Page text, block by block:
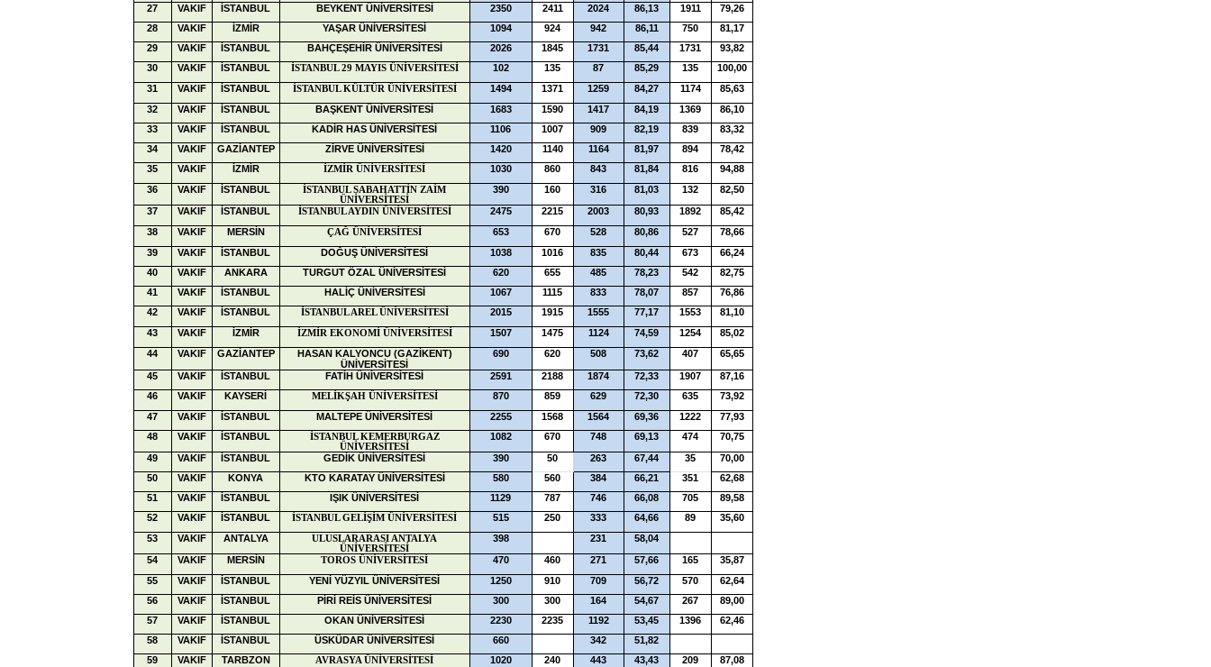
27
VAKIF İSTANBUL BEYKENT ÜNİVERSİTESİ 2350 2411 2024 86,13 1911
79,26
28
VAKIF İZMİR YAŞAR ÜNİVERSİTESİ 1094 924 942 86,11 750
81,17
29
VAKIF İSTANBUL BAHÇEŞEHİR ÜNİVERSİTESİ 2026 1845 1731 85,44 1731
93,82
30
VAKIF İSTANBUL İSTANBUL 29 MAYIS ÜNİVERSİTESİ 102 135 87 85,29 135
100,00
31
VAKIF İSTANBUL İSTANBUL KÜLTÜR ÜNİVERSİTESİ 1494 1371 1259 84,27 1174
85,63
32
VAKIF İSTANBUL BAŞKENT ÜNİVERSİTESİ 1683 1590 1417 84,19 1369
86,10
33
VAKIF İSTANBUL KADİR HAS ÜNİVERSİTESİ 1106 1007 909 82,19 839
83,32
34
VAKIF GAZİANTEP ZİRVE ÜNİVERSİTESİ 1420 1140 1164 81,97 894
78,42
35
VAKIF İZMİR İZMİR ÜNİVERSİTESİ 1030 860 843 81,84 816
94,88
36
VAKIF İSTANBUL
İSTANBUL SABAHATTİN ZAİM
ÜNİVERSİTESİ
390 160 316 81,03 132
82,50
37
VAKIF İSTANBUL İSTANBUL AYDIN ÜNİVERSİTESİ 2475 2215 2003 80,93 1892
85,42
38
VAKIF MERSİN ÇAĞ ÜNİVERSİTESİ 653 670 528 80,86 527
78,66
39
VAKIF İSTANBUL DOĞUŞ ÜNİVERSİTESİ 1038 1016 835 80,44 673
66,24
40
VAKIF ANKARA TURGUT ÖZAL ÜNİVERSİTESİ 620 655 485 78,23 542
82,75
41
VAKIF İSTANBUL HALİÇ ÜNİVERSİTESİ 1067 1115 833 78,07 857
76,86
42
VAKIF İSTANBUL İSTANBUL AREL ÜNİVERSİTESİ 2015 1915 1555 77,17 1553
81,10
43
VAKIF İZMİR İZMİR EKONOMİ ÜNİVERSİTESİ 1507 1475 1124 74,59 1254
85,02
44
VAKIF GAZİANTEP
HASAN KALYONCU (GAZİKENT)
ÜNİVERSİTESİ
690 620 508 73,62 407 65,65
45 VAKIF İSTANBUL FATİH ÜNİVERSİTESİ 2591 2188 1874 72,33 1907
87,16
46
VAKIF KAYSERİ MELİKŞAH ÜNİVERSİTESİ 870 859 629 72,30 635
73,92
47
VAKIF İSTANBUL MALTEPE ÜNİVERSİTESİ 2255 1568 1564 69,36 1222
77,93
48
VAKIF İSTANBUL
İSTANBUL KEMERBURGAZ
ÜNİVERSİTESİ
1082 670 748 69,13 474
70,75
49
VAKIF İSTANBUL GEDİK ÜNİVERSİTESİ 390 50 263 67,44 35
70,00
50
VAKIF KONYA KTO KARATAY ÜNİVERSİTESİ 580 560 384 66,21 351
62,68
51
VAKIF İSTANBUL IŞIK ÜNİVERSİTESİ 1129 787 746 66,08 705
89,58
52
VAKIF İSTANBUL İSTANBUL GELİŞİM ÜNİVERSİTESİ 515 250 333 64,66 89
35,60
53
VAKIF ANTALYA
ULUSLARARASI ANTALYA
ÜNİVERSİTESİ
398 231
58,04
54
VAKIF MERSİN TOROS ÜNİVERSİTESİ 470 460 271 57,66 165
35,87
55
VAKIF İSTANBUL YENİ YÜZYIL ÜNİVERSİTESİ 1250 910 709 56,72 570
62,64
56
VAKIF İSTANBUL PİRİ REİS ÜNİVERSİTESİ 300 300 164 54,67 267
89,00
57
VAKIF İSTANBUL OKAN ÜNİVERSİTESİ 2230 2235 1192 53,45 1396
62,46
58
VAKIF İSTANBUL ÜSKÜDAR ÜNİVERSİTESİ 660 342
51,82
59
VAKIF TARBZON AVRASYA ÜNİVERSİTESİ 1020 240 443 43,43 209
87,08